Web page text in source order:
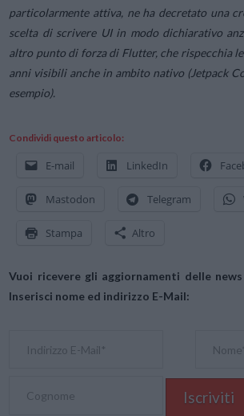
particolarmente attiva, ne ha decretato una
scelta di scrivere UI in modo dichiarativo
altro punto di forza di Flutter, che rispecchia
anni visibili anche in ambito nativo (Jetpack
esempio).
Condividi questo articolo:
E-mail LinkedIn
Mastodon Telegram
Stampa Altro
Vuoi ricevere gli aggiornamenti delle
Inserisci nome ed indirizzo E-Mail: